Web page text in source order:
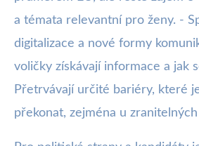
a témata relevantní pro ženy. -
digitalizace a nové formy
voličky získávají informace a jak
Přetrvávají určité bariéry, které
překonat, zejména u